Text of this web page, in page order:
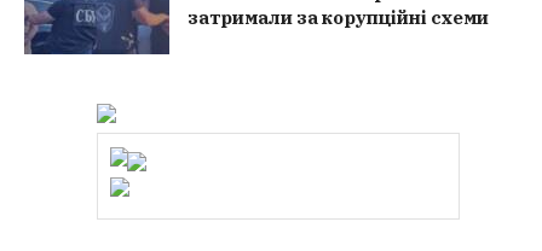
затримали за корупційні схеми